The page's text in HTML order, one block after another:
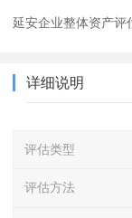
延安企业整体资产评
详细说明
评估类型
评估方法